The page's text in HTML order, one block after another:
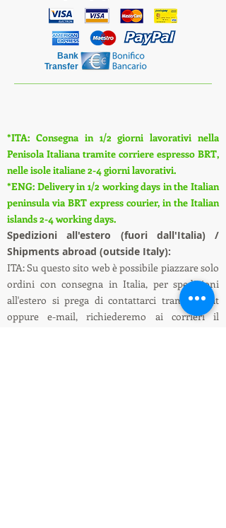
Bank
Transfer
*ITA: Consegna in 1/2 giorni lavorativi nella
Penisola Italiana tramite corriere espresso BRT,
nelle isole italiane 2-4 giorni lavorativi.
*ENG: Delivery in 1/2 working days in the Italian
peninsula via BRT express courier, in the Italian
islands 2-4 working days.
Spedizioni all'estero (fuori dall'Italia) /
Shipments abroad (outside Italy):
ITA: Su questo sito web è possibile piazzare solo
ordini con consegna in Italia, per spedizioni
all'estero si prega di contattarci tramite chat
oppure e-mail, richiederemo ai corrieri il